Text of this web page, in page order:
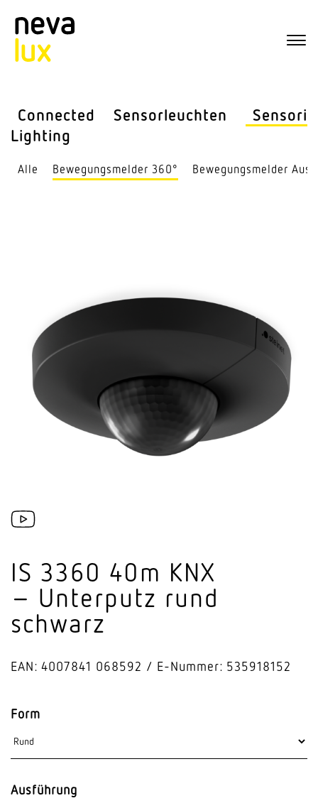
Connected
Lighting
Sensor­leuchten Sensorik
Alle Bewe­gungs­melder 360° Bewe­gungs­melder
IS 3360 40m KNX
– Unterputz rund
schwarz
EAN: 4007841 068592 E-Nummer: 535918152
Form
Ausführung